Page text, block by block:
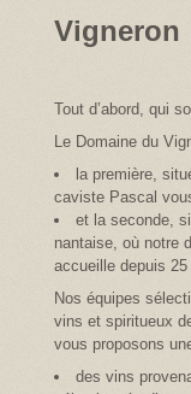
Vigneron
Tout d’abord, qui
Le Domaine du
la première,
caviste Pascal
et la seconde,
nantaise, où notre
accueille depuis 25
Nos équipes
vins et spiritueux
vous proposons
des vins